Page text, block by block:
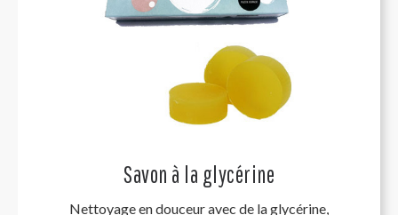
Savon à la glycérine
Nettoyage en douceur avec de la glycérine,